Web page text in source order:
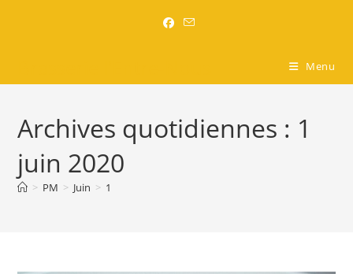
Menu
Archives quotidiennes : 1
juin 2020
> PM > Juin > 1